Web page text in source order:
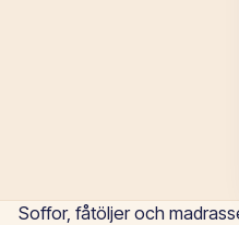
Soffor, fåtöljer och